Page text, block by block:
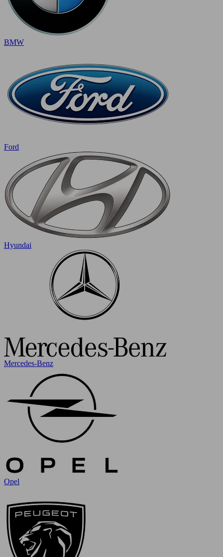
BMW
Ford
Hyundai
Mercedes-Benz
Opel